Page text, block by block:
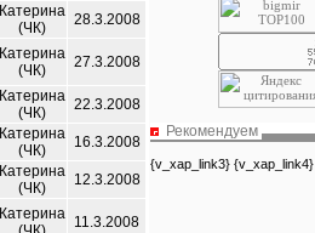
Катерина
(ЧК)
28.3.2008
Катерина
(ЧК)
27.3.2008
Катерина
(ЧК)
22.3.2008
Катерина
(ЧК)
16.3.2008
Катерина
(ЧК)
12.3.2008
Катерина 11.3.2008
Рекомендуем
{v_xap_link3} {v_xap_link4}